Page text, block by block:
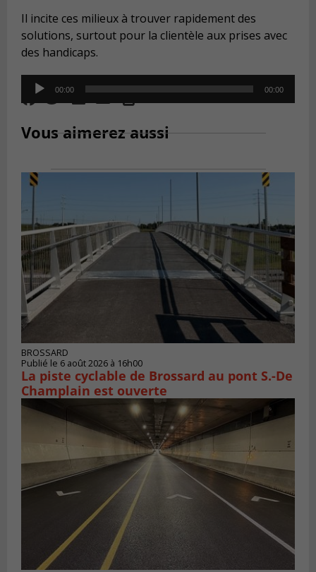
Il incite ces milieux à trouver rapidement des
solutions, surtout pour la clientèle aux prises avec
des handicaps.
Audio
Player
00:00 00:00
Vous aimerez aussi
BROSSARD
Publié le 6 août 2026 à 16h00
La piste cyclable de Brossard au pont S.-De
Champlain est ouverte